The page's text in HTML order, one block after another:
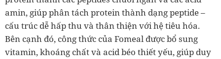
amin, giúp phân tách protein thành dạng peptide –
cấu trúc dễ hấp thu và thân thiện với hệ tiêu hóa.
Bên cạnh đó, công thức của Fomeal được bổ sung
vitamin, khoáng chất và acid béo thiết yếu, giúp duy